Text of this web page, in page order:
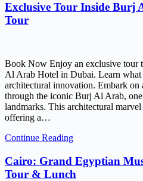
Exclusive Tour Inside Burj
Tour
Book Now Enjoy an exclusive tour
Al Arab Hotel in Dubai. Learn what
architectural innovation. Embark
through the iconic Burj Al Arab,
landmarks. This architectural
offering a…
Continue Reading
Cairo: Grand Egyptian
Tour & Lunch